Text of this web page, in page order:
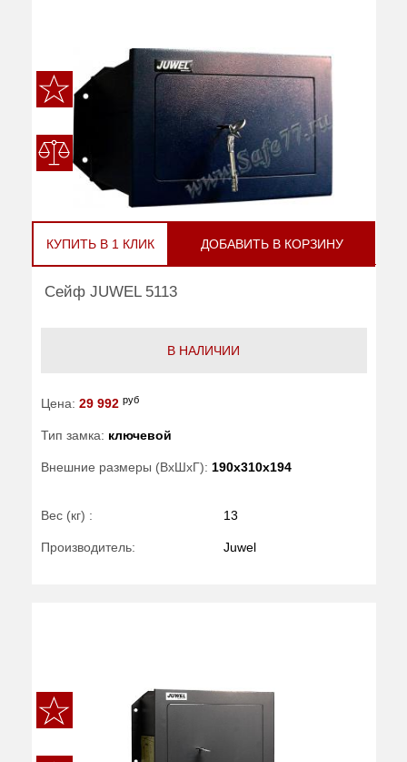
КУПИТЬ В 1 КЛИК ДОБАВИТЬ В КОРЗИНУ
Сейф JUWEL 5113
В НАЛИЧИИ
Цена: 29 992 руб
Тип замка: ключевой
Внешние размеры (ВхШхГ): 190x310x194
Вес (кг) : 13
Производитель: Juwel